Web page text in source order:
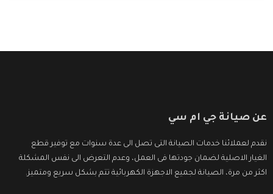
عن صيانة جي ام سي
نقدم لعملائنا خدمات الصيانة التى تصل الى عدة سنوات مع توفير قطع
الغيار الاصلية لضمان جودتها فى العمل، وعدم التعرض الى نفس المشكلة
اكثر من مرة، الصيانة لجميع الاجهزة الكهربائية تتم بشكل سريع ومتميز.